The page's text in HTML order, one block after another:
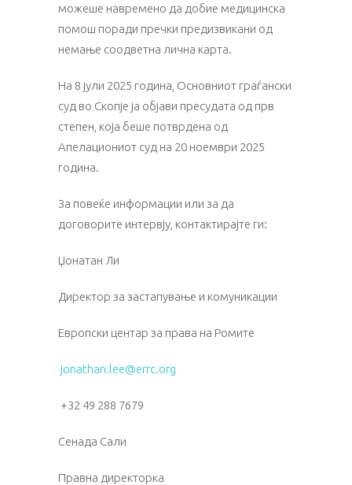
можеше навремено да добие медицинска
помош поради пречки предизвикани од
немање соодветна лична карта.
На 8 јули 2025 година, Основниот граѓански
суд во Скопје ја објави пресудата од прв
степен, која беше потврдена од
Апелациониот суд на 20 ноември 2025
година.
За повеќе информации или за да
договорите интервју, контактирајте ги:
Џонатан Ли
Директор за застапување и комуникации
Европски центар за права на Ромите
jonathan.lee@errc.org
+32 49 288 7679
Сенада Сали
Правна директорка